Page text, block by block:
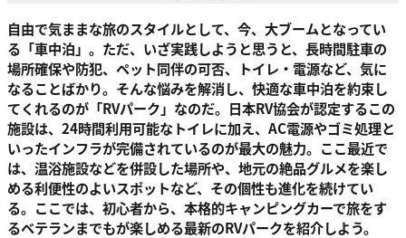
自由で気ままな旅のスタイルとして、今、大ブームとなってい
る「車中泊」。ただ、いざ実践しようと思うと、長時間駐車の
場所確保や防犯、ペット同伴の可否、トイレ・電源など、気に
なることばかり。そんな悩みを解消し、快適な車中泊を約束し
てくれるのが「RVパーク」なのだ。日本RV協会が認定するこの
施設は、24時間利用可能なトイレに加え、AC電源やゴミ処理と
いったインフラが完備されているのが最大の魅力。ここ最近で
は、温浴施設などを併設した場所や、地元の絶品グルメを楽し
める利便性のよいスポットなど、その個性も進化を続けてい
る。ここでは、初心者から、本格的キャンピングカーで旅をす
るベテランまでもが楽しめる最新のRVパークを紹介しよう。